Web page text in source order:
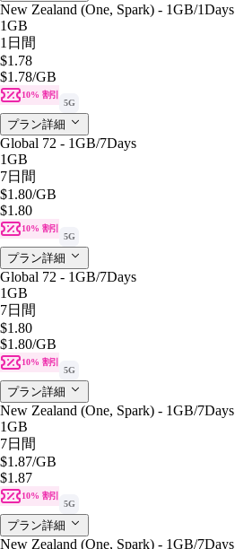
New Zealand (One, Spark) - 1GB/1Days
1GB
1日間
$1.78
$1.78/GB
10% 割引
5G
プラン詳細
Global 72 - 1GB/7Days
1GB
7日間
$1.80/GB
$1.80
10% 割引
5G
プラン詳細
Global 72 - 1GB/7Days
1GB
7日間
$1.80
$1.80/GB
10% 割引
5G
プラン詳細
New Zealand (One, Spark) - 1GB/7Days
1GB
7日間
$1.87/GB
$1.87
10% 割引
5G
プラン詳細
New Zealand (One, Spark) - 1GB/7Days